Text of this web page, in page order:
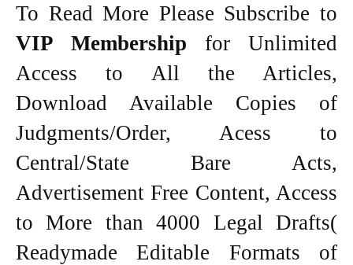
To Read More Please Subscribe to
VIP Membership for Unlimited
Access to All the Articles,
Download Available Copies of
Judgments/Order, Acess to
Central/State Bare Acts,
Advertisement Free Content, Access
to More than 4000 Legal Drafts(
Readymade Editable Formats of